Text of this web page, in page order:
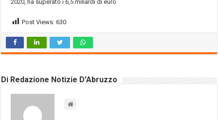
2020, ha superato i 6,5 miliardi di euro
Post Views: 630
Di Redazione Notizie D'Abruzzo